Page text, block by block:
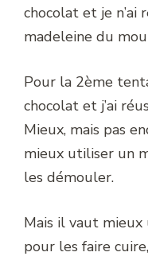
chocolat et je n’ai
madeleine du
Pour la 2ème
chocolat et j’ai
Mieux, mais pas
mieux utiliser un
les démouler.
Mais il vaut
pour les faire